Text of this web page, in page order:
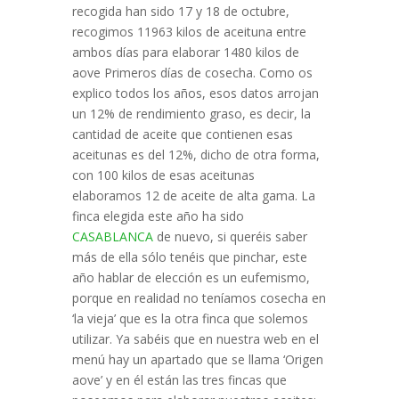
recogida han sido 17 y 18 de octubre,
recogimos 11963 kilos de aceituna entre
ambos días para elaborar 1480 kilos de
aove Primeros días de cosecha. Como os
explico todos los años, esos datos arrojan
un 12% de rendimiento graso, es decir, la
cantidad de aceite que contienen esas
aceitunas es del 12%, dicho de otra forma,
con 100 kilos de esas aceitunas
elaboramos 12 de aceite de alta gama. La
finca elegida este año ha sido
CASABLANCAde nuevo, si queréis saber
más de ella sólo tenéis que pinchar, este
año hablar de elección es un eufemismo,
porque en realidad no teníamos cosecha en
‘la vieja’ que es la otra finca que solemos
utilizar. Ya sabéis que en nuestra web en el
menú hay un apartado que se llama ‘Origen
aove’ y en él están las tres fincas que